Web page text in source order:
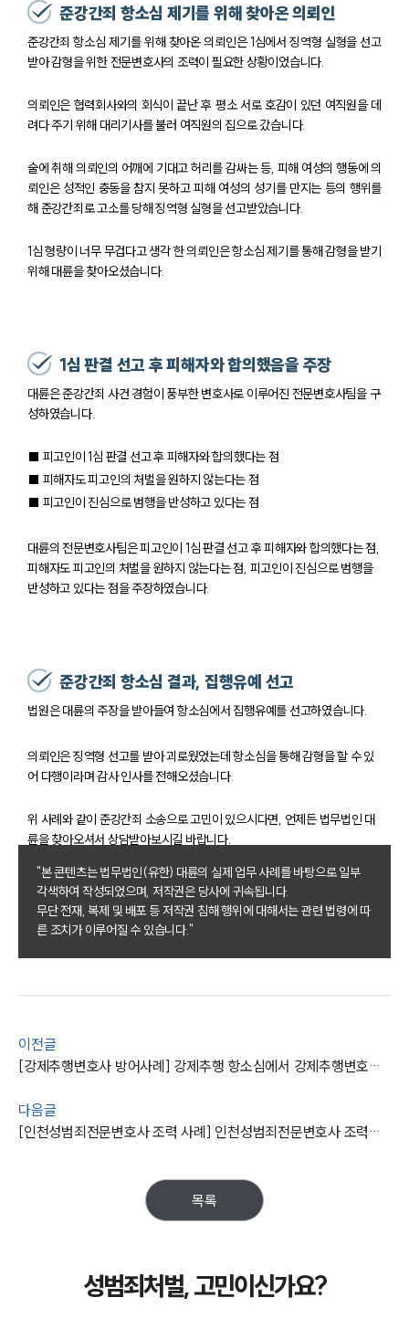
팀소개
팀소개
대륜의 강점
주요 업무사례
법률정보
법률지식인
고객후기
업무분야
준강간죄 항소심 제기를 위해 찾아온 의뢰인
준강간죄 항소심 제기를 위해 찾아온 의뢰인은 1심에서 징역형 실형을 선고
받아 감형을 위한 전문변호사의 조력이 필요한 상황이었습니다.
의뢰인은 협력회사와의 회식이 끝난 후 평소 서로 호감이 있던 여직원을 데
려다 주기 위해 대리기사를 불러 여직원의 집으로 갔습니다.
술에 취해 의뢰인의 어깨에 기대고 허리를 감싸는 등, 피해 여성의 행동에 의
뢰인은 성적인 충동을 참지 못하고 피해 여성의 성기를 만지는 등의 행위를
해 준강간죄로 고소를 당해 징역형 실형을 선고받았습니다.
1심 형량이 너무 무겁다고 생각 한 의뢰인은 항소심 제기를 통해 감형을 받기
위해 대륜을 찾아오셨습니다.
1심 판결 선고 후 피해자와 합의했음을 주장
대륜은 준강간죄 사건 경험이 풍부한 변호사로 이루어진 전문변호사팀을 구
성하였습니다.
■ 피고인이 1심 판결 선고 후 피해자와 합의했다는 점
■ 피해자도 피고인의 처벌을 원하지 않는다는 점
■ 피고인이 진심으로 범행을 반성하고 있다는 점
대륜의 전문변호사팀은 피고인이 1심 판결 선고 후 피해자와 합의했다는 점,
피해자도 피고인의 처벌을 원하지 않는다는 점, 피고인이 진심으로 범행을
반성하고 있다는 점을 주장하였습니다.
준강간죄 항소심 결과, 집행유예 선고
법원은 대륜의 주장을 받아들여 항소심에서 집행유예를 선고하였습니다.
의뢰인은 징역형 선고를 받아 괴로웠었는데 항소심을 통해 감형을 할 수 있
어 다행이라며 감사 인사를 전해오셨습니다.
위 사례와 같이 준강간죄 소송으로 고민이 있으시다면, 언제든 법무법인 대
륜을 찾아오셔서 상담받아보시길 바랍니다.
"본 콘텐츠는 법무법인(유한) 대륜의 실제 업무 사례를 바탕으로 일부
각색하여 작성되었으며, 저작권은 당사에 귀속됩니다.
무단 전재, 복제 및 배포 등 저작권 침해 행위에 대해서는 관련 법령에 따
른 조치가 이루어질 수 있습니다."
이전글
[강제추행변호사 방어사례] 강제추행 항소심에서 강제추행변호사의 조력으로 벌금형 선고
다음글
[인천성범죄전문변호사 조력 사례] 인천성범죄전문변호사 조력으로 공연음란 혐의 의뢰인 집행유예 판결
목록
성범죄처벌, 고민이신가요?